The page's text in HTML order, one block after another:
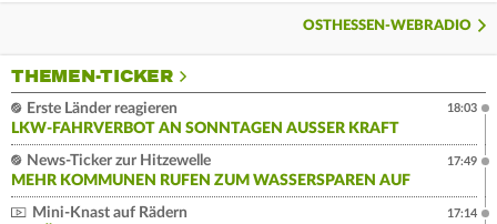
OSTHESSEN-WEBRADIO
THEMEN-TICKER
Erste Länder reagieren
LKW-FAHRVERBOT AN SONNTAGEN AUSSER KRAFT
18:03
News-Ticker zur Hitzewelle
MEHR KOMMUNEN RUFEN ZUM WASSERSPAREN AUF
17:49
Mini-Knast auf Rädern
17:14